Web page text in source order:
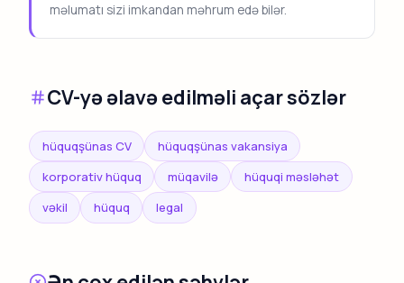
məlumatı sizi imkandan məhrum edə bilər.
CV-yə əlavə edilməli açar sözlər
hüquqşünas CV
hüquqşünas vakansiya
korporativ hüquq
müqavilə
hüquqi məsləhət
vəkil
hüquq legal